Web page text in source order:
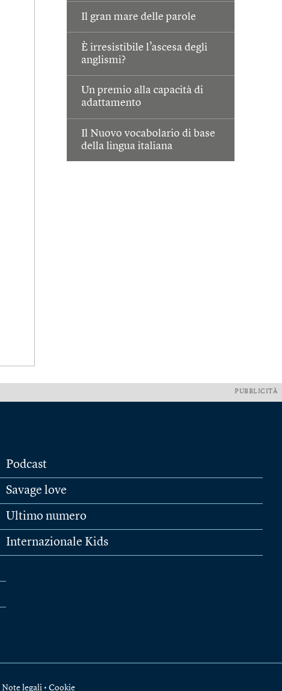
Il gran mare delle parole
È irresistibile l’ascesa degli
anglismi?
Un premio alla capacità di
adattamento
Il Nuovo vocabolario di base
della lingua italiana
PUBBLICITÀ
Podcast
Savage love
Ultimo numero
Internazionale Kids
Note legali • Cookie